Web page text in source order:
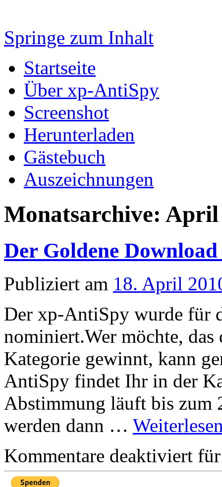
Springe zum Inhalt
Startseite
Über xp-AntiSpy
Screenshot
Herunterladen
Gästebuch
Auszeichnungen
Monatsarchive: April
Der Goldene Download
Publiziert am 18. April
Der xp-AntiSpy wurde für
nominiert.Wer möchte,
Kategorie gewinnt, kann
AntiSpy findet Ihr in der
Abstimmung läuft bis zum
werden dann …
Kommentare deaktiviert